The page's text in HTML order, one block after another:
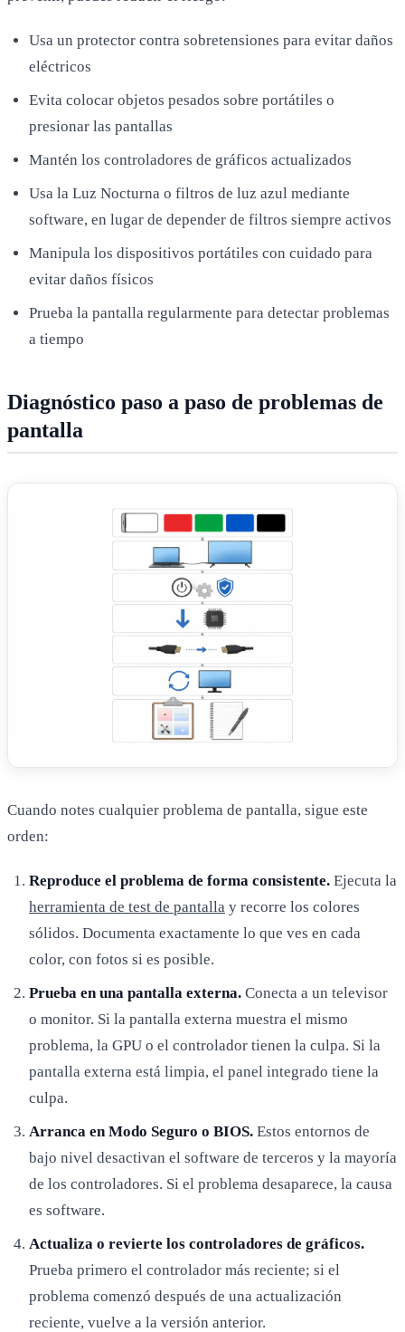
Usa un protector contra sobretensiones para evitar daños
eléctricos
Evita colocar objetos pesados sobre portátiles o
presionar las pantallas
Mantén los controladores de gráficos actualizados
Usa la Luz Nocturna o filtros de luz azul mediante
software, en lugar de depender de filtros siempre activos
Manipula los dispositivos portátiles con cuidado para
evitar daños físicos
Prueba la pantalla regularmente para detectar problemas
a tiempo
Diagnóstico paso a paso de problemas de
pantalla
Cuando notes cualquier problema de pantalla, sigue este
orden:
Reproduce el problema de forma consistente. Ejecuta la
herramienta de test de pantalla y recorre los colores
sólidos. Documenta exactamente lo que ves en cada
color, con fotos si es posible.
Prueba en una pantalla externa. Conecta a un televisor
o monitor. Si la pantalla externa muestra el mismo
problema, la GPU o el controlador tienen la culpa. Si la
pantalla externa está limpia, el panel integrado tiene la
culpa.
Arranca en Modo Seguro o BIOS. Estos entornos de
bajo nivel desactivan el software de terceros y la mayoría
de los controladores. Si el problema desaparece, la causa
es software.
Actualiza o revierte los controladores de gráficos.
Prueba primero el controlador más reciente; si el
problema comenzó después de una actualización
reciente, vuelve a la versión anterior.